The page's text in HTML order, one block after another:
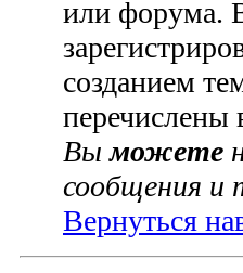
или форума.
созданием
перечислены
Выможете
сообщения и
Вернуться